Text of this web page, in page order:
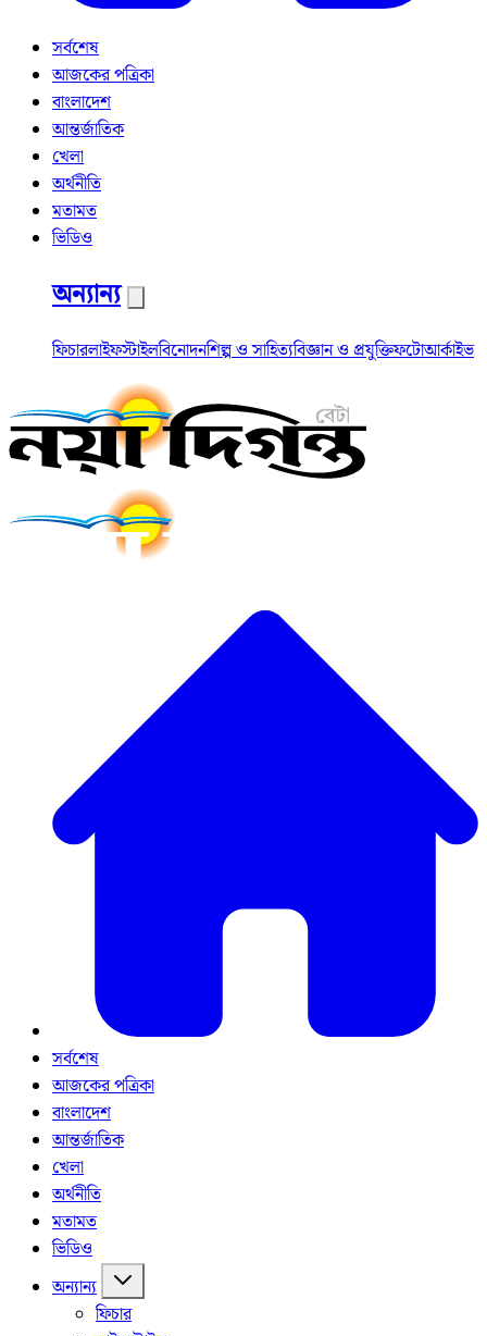
সর্বশেষ
আজকের পত্রিকা
বাংলাদেশ
আন্তর্জাতিক
খেলা
অর্থনীতি
মতামত
ভিডিও
অন্যান্য
ফিচারলাইফস্টাইলবিনোদনশিল্প ও সাহিত্যবিজ্ঞান ও প্রযুক্তিফটোআর্কাইভ
সর্বশেষ
আজকের পত্রিকা
বাংলাদেশ
আন্তর্জাতিক
খেলা
অর্থনীতি
মতামত
ভিডিও
অন্যান্য
ফিচার